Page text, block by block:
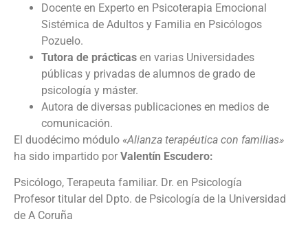
Docente en Experto en Psicoterapia Emocional
Sistémica de Adultos y Familia en Psicólogos
Pozuelo.
Tutora de prácticas en varias Universidades
públicas y privadas de alumnos de grado de
psicología y máster.
Autora de diversas publicaciones en medios de
comunicación.
El duodécimo módulo «Alianza terapéutica con familias»
ha sido impartido por Valentín Escudero:
Psicólogo, Terapeuta familiar. Dr. en Psicología
Profesor titular del Dpto. de Psicología de la Universidad
de A Coruña